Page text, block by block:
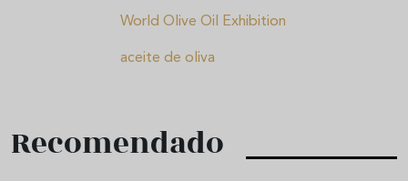
World Olive Oil Exhibition
aceite de oliva
Recomendado